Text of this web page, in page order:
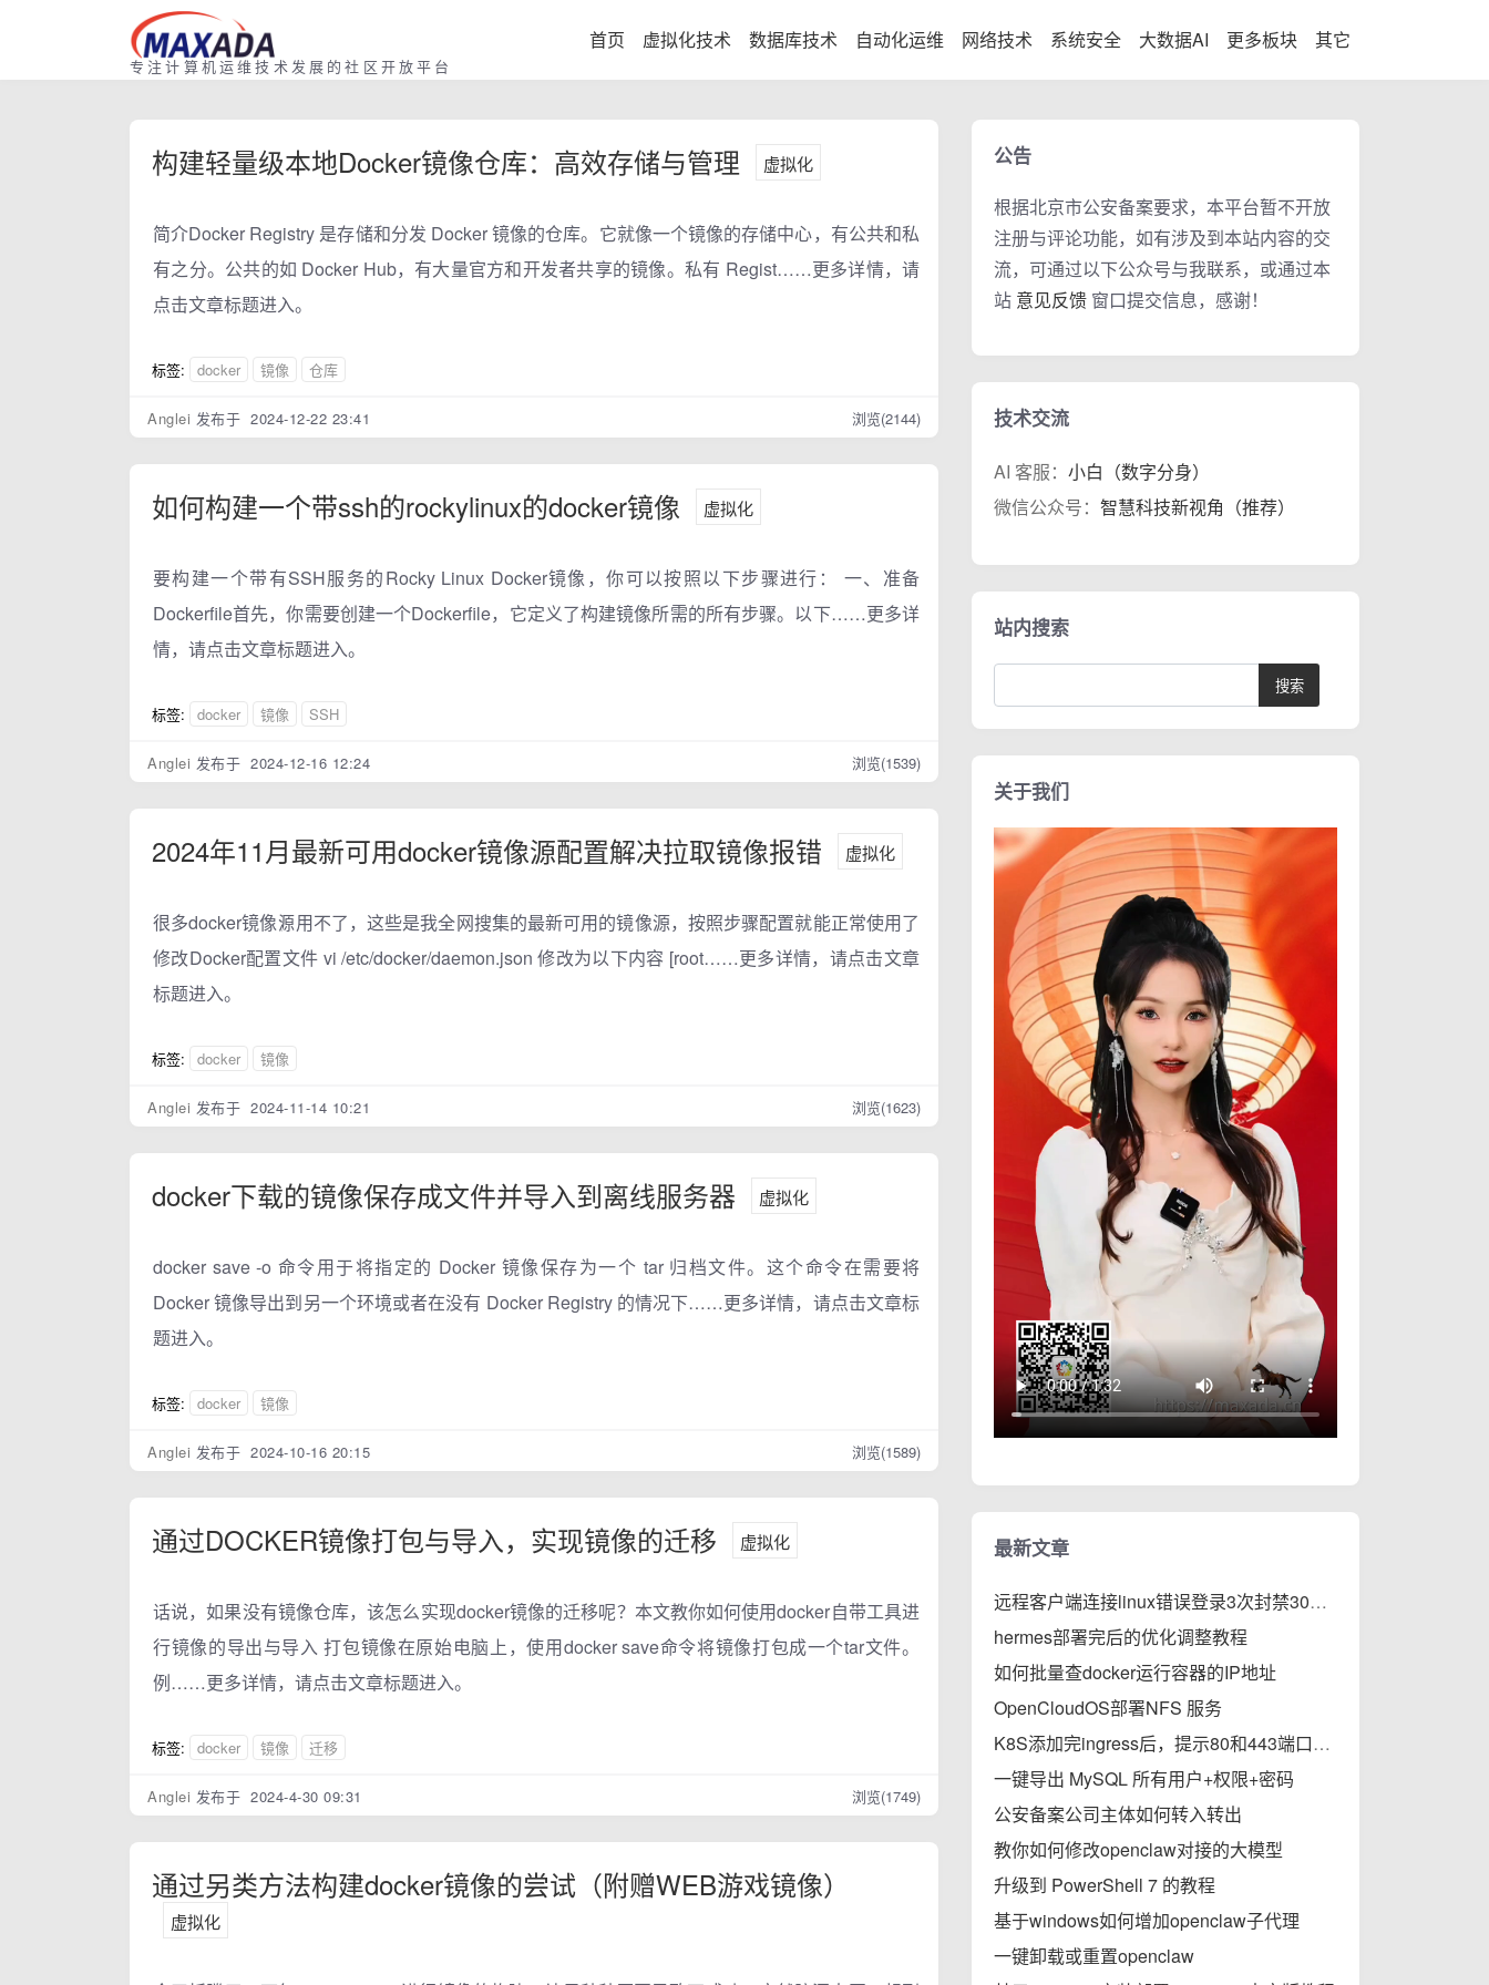
专注计算机运维技术发展的社区开放平台
首页 虚拟化技术 数据库技术 自动化运维 网络技术 系统安全 大数据AI 更多板块 其它
构建轻量级本地Docker镜像仓库：高效存储与管理 虚拟化
简介Docker Registry 是存储和分发 Docker 镜像的仓库。它就像一个镜像的存储中心，有公共和私
有之分。公共的如 Docker Hub，有大量官方和开发者共享的镜像。私有 Regist……更多详情，请
点击文章标题进入。
标签: docker 镜像 仓库
Anglei 发布于 2024-12-22 23:41 浏览(2144)
如何构建一个带ssh的rockylinux的docker镜像 虚拟化
要构建一个带有SSH服务的Rocky Linux Docker镜像，你可以按照以下步骤进行： 一、准备
Dockerfile首先，你需要创建一个Dockerfile，它定义了构建镜像所需的所有步骤。以下……更多详
情，请点击文章标题进入。
标签: docker 镜像 SSH
Anglei 发布于 2024-12-16 12:24 浏览(1539)
2024年11月最新可用docker镜像源配置解决拉取镜像报错 虚拟化
很多docker镜像源用不了，这些是我全网搜集的最新可用的镜像源，按照步骤配置就能正常使用了
修改Docker配置文件 vi /etc/docker/daemon.json 修改为以下内容 [root……更多详情，请点击文章
标题进入。
标签: docker 镜像
Anglei 发布于 2024-11-14 10:21 浏览(1623)
docker下载的镜像保存成文件并导入到离线服务器 虚拟化
docker save -o 命令用于将指定的 Docker 镜像保存为一个 tar 归档文件。这个命令在需要将
Docker 镜像导出到另一个环境或者在没有 Docker Registry 的情况下……更多详情，请点击文章标
题进入。
标签: docker 镜像
Anglei 发布于 2024-10-16 20:15 浏览(1589)
通过DOCKER镜像打包与导入，实现镜像的迁移 虚拟化
话说，如果没有镜像仓库，该怎么实现docker镜像的迁移呢？本文教你如何使用docker自带工具进
行镜像的导出与导入 打包镜像在原始电脑上，使用docker save命令将镜像打包成一个tar文件。
例……更多详情，请点击文章标题进入。
标签: docker 镜像 迁移
Anglei 发布于 2024-4-30 09:31 浏览(1749)
通过另类方法构建docker镜像的尝试（附赠WEB游戏镜像）
虚拟化
公告
根据北京市公安备案要求，本平台暂不开放
注册与评论功能，如有涉及到本站内容的交
流，可通过以下公众号与我联系，或通过本
站 意见反馈 窗口提交信息，感谢！
技术交流
AI 客服： 小白（数字分身）
微信公众号： 智慧科技新视角（推荐）
站内搜索
关于我们
最新文章
远程客户端连接linux错误登录3次封禁30分钟的步骤
hermes部署完后的优化调整教程
如何批量查docker运行容器的IP地址
OpenCloudOS部署NFS 服务
K8S添加完ingress后，提示80和443端口被占用的解决办法
一键导出 MySQL 所有用户+权限+密码
公安备案公司主体如何转入转出
教你如何修改openclaw对接的大模型
升级到 PowerShell 7 的教程
基于windows如何增加openclaw子代理
一键卸载或重置openclaw